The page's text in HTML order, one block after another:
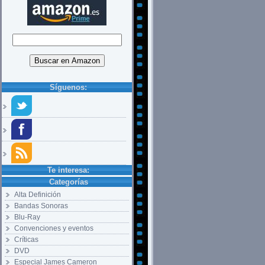
Síguenos:
Te interesa:
Categorías
Alta Definición
Bandas Sonoras
Blu-Ray
Convenciones y eventos
Críticas
DVD
Especial James Cameron